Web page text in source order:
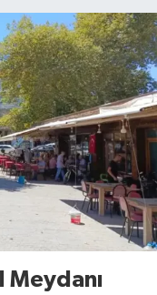
Meydanı